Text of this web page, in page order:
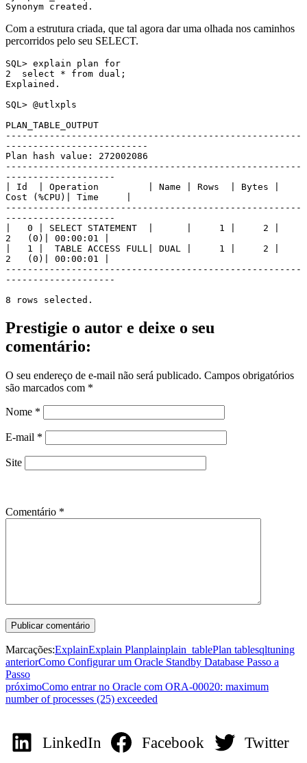
Synonym created.
Com a estrutura criada, que tal agora dar uma olhada nos caminhos
percorridos pelo seu SELECT.
SQL> explain plan for
2  select * from dual;
Explained.
SQL> @utlxpls
PLAN_TABLE_OUTPUT
------------------------------------------------------
--------------------------
Plan hash value: 272002086
------------------------------------------------------
--------------------
| Id  | Operation         | Name | Rows  | Bytes |
Cost (%CPU)| Time     |
------------------------------------------------------
--------------------
|   0 | SELECT STATEMENT  |      |     1 |     2 |
2   (0)| 00:00:01 |
|   1 |  TABLE ACCESS FULL| DUAL |     1 |     2 |
2   (0)| 00:00:01 |
------------------------------------------------------
--------------------
8 rows selected.
Prestigie o autor e deixe o seu
comentário:
O seu endereço de e-mail não será publicado. Campos obrigatórios
são marcados com *
Nome *
E-mail *
Site
Comentário *
Marcações:ExplainExplain Planplainplain_tablePlan tablesqltuning
anteriorComo Configurar um Oracle Standby Database Passo a
Passo
próximoComo entrar no Oracle com ORA-00020: maximum
number of processes (25) exceeded
LinkedIn Facebook Twitter